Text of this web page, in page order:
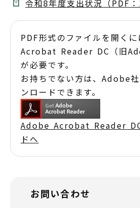
令和8年度支出状況（PDF：
PDF形式のファイルを開く
Acrobat Reader DC（旧
が必要です。
お持ちでない方は、Adobe
ンロードできます。
Adobe Acrobat Reader DC
ドへ
お問い合わせ